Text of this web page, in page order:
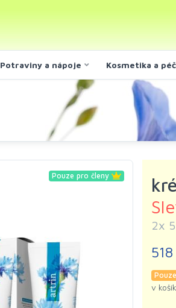
Potraviny a nápoje Kosmetika a
Pouze pro členy
2x
v